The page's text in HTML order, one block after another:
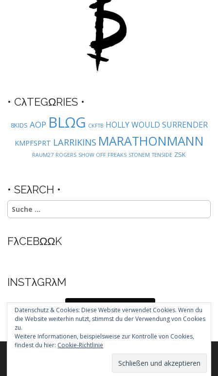
• CλTEGΩRIES •
8KIDS AOP BLΩG CKFTB HOLLY WOULD SURRENDER
KMPFSPRT LARRIKINS MARATHONMANN
RAUM27 ROGERS SHOW OFF FREAKS STONEM TENSIDE ZSK
• SEλRCH •
Suche
nach:
FλCEBΩΩK
INSTλGRλM
Folg mir auf Instagram
. All Rights Reserved.
The Arcade Basic Theme bybavotasan.com.
Datenschutz & Cookies: Diese Website verwendet Cookies. Wenn du
die Website weiterhin nutzt, stimmst du der Verwendung von Cookies
zu.
Weitere Informationen, beispielsweise zur Kontrolle von Cookies,
findest du hier: Cookie-Richtlinie